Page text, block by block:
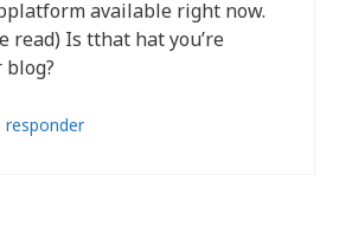
available right now.
read) Is tthat hat you’re
responder